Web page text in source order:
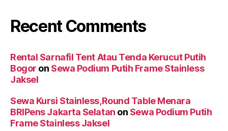
Recent Comments
Rental Sarnafil Tent Atau Tenda Kerucut Putih
Bogor on Sewa Podium Putih Frame Stainless
Jaksel
Sewa Kursi Stainless,Round Table Menara
BRIPens Jakarta Selatan on Sewa Podium Putih
Frame Stainless Jaksel